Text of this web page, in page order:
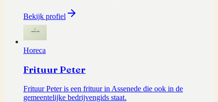
Bekijk profiel
Horeca
Frituur Peter
Frituur Peter is een frituur in Assenede die ook in de
gemeentelijke bedrijvengids staat.